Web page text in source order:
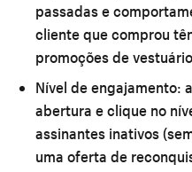
passadas e
cliente que comprou
promoções de
Nível de engajamento:
abertura e clique no
assinantes inativos
uma oferta de